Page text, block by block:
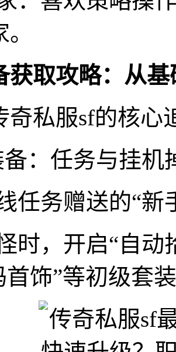
获取攻略：从
奇私服sf的核心
备：任务与挂机
任务赠送的“新
时，开启“自动
首饰”等初级套